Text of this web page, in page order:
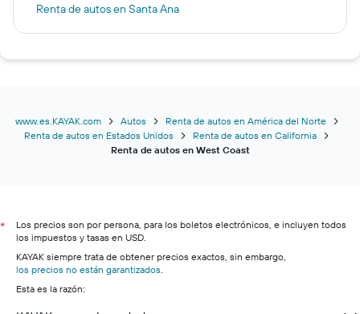
Renta de autos en Santa Ana
Renta de autos en Anaheim
Renta de autos en Burbank
Renta de autos en Bakersfield
Renta de autos en SeaTac
Renta de autos en Monterrey
Renta de autos en Santa Bárbara
www.es.KAYAK.com Autos
Renta de autos en América del Norte
Renta de autos en Estados Unidos
Renta de autos en California
Renta de autos en West Coast
*
Los precios son por persona, para los boletos electrónicos, e incluyen todos
los impuestos y tasas en USD.
KAYAK siempre trata de obtener precios exactos, sin embargo,
los precios no están garantizados
Esta es la razón: